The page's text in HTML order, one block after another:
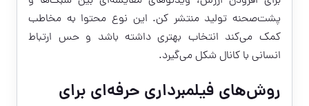
پشت‌صحنه تولید منتشر کن. این نوع محتوا به مخاطب
کمک می‌کند انتخاب بهتری داشته باشد و حس ارتباط
انسانی با کانال شکل می‌گیرد.
روش‌های فیلمبرداری حرفه‌ای برای